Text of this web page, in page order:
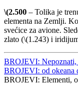
\(2.500 – Tolika je
elementa na Zemlji.
svećice za avione.
zlato (\(1.243) i
BROJEVI:
BROJEVI: od okeana
BROJEVI: Elementi,